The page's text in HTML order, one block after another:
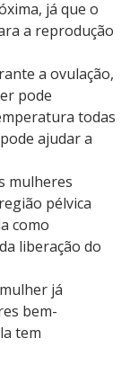
já que o
a reprodução
a ovulação,
pode
todas
ajudar a
mulheres
pélvica
como
liberação do
já
bem-
tem